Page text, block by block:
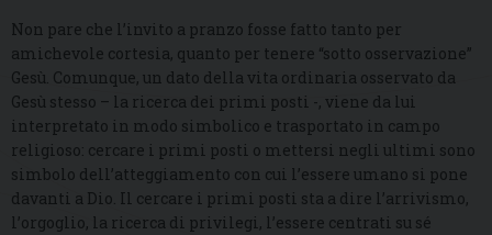
Non pare che l’invito a pranzo fosse fatto tanto per
amichevole cortesia, quanto per tenere “sotto osservazione”
Gesù. Comunque, un dato della vita ordinaria osservato da
Gesù stesso – la ricerca dei primi posti -, viene da lui
interpretato in modo simbolico e trasportato in campo
religioso: cercare i primi posti o mettersi negli ultimi sono
simbolo dell’atteggiamento con cui l’essere umano si pone
davanti a Dio. Il cercare i primi posti sta a dire l’arrivismo,
l’orgoglio, la ricerca di privilegi, l’essere centrati su sé